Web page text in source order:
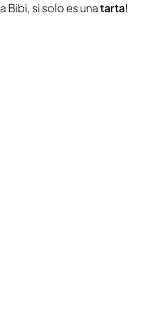
Bibi, si solo es unatarta!